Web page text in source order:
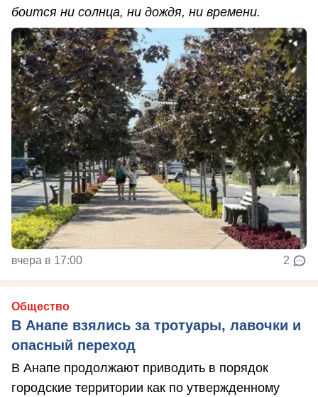
боится ни солнца, ни дождя, ни времени.
вчера в 17:00 2
Общество
В Анапе взялись за тротуары, лавочки и
опасный переход
В Анапе продолжают приводить в порядок
городские территории как по утвержденному